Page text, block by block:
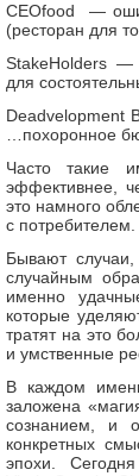
CEOfood —
(ресторан для
StakeHolders —
для
Deadvelopment
…похоронное
Часто такие
эффективнее,
это намного
с потребителем.
Бывают случаи,
случайным
именно
которые
тратят на это
и умственные
В каждом
заложена
сознанием, и
конкретных
эпохи.